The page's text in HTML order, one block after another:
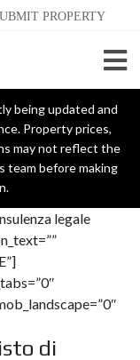
PROPERTY
being updated and
Property prices,
may not reflect the
team before making
legale
di